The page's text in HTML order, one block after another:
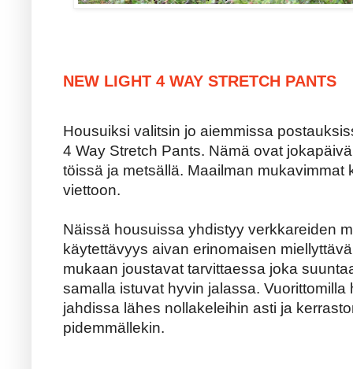
NEW LIGHT 4 WAY STRETCH PANTS
Housuiksi valitsin jo aiemmissa
4 Way Stretch Pants. Nämä ovat
töissä ja metsällä. Maailman mukavimmat
viettoon.
Näissä housuissa yhdistyy verkkareiden
käytettävyys aivan erinomaisen
mukaan joustavat tarvittaessa joka
samalla istuvat hyvin jalassa.
jahdissa lähes nollakeleihin asti ja
pidemmällekin.